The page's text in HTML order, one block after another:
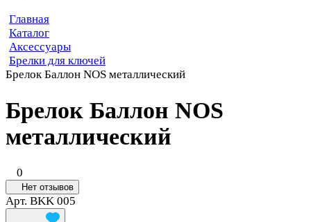
Главная
Каталог
Аксессуары
Брелки для ключей
Брелок Баллон NOS металлический
Брелок Баллон NOS
металлический
0
Нет отзывов
Арт. BKK 005